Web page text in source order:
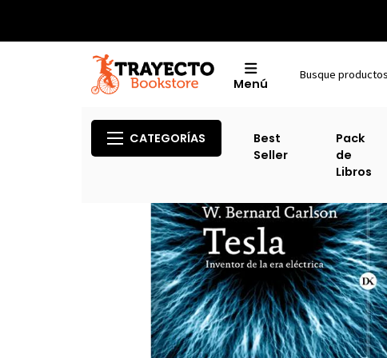
Menú
CATEGORÍAS
Best
Seller
Pack
de
Libros